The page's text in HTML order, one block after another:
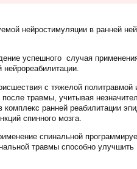
нейростимуляции в ранней
успешного случая
с тяжелой
травмы, учитывая
ранней реабилитации
спинного мозга.
спинальной
травмы способно